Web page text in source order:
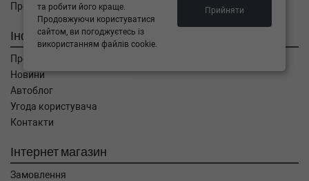
Про повернення
Інформація
Про компанію
Новини
Автоблог
Угода користувача
Контакти
Інтернет магазин
Замовлення
та робити його краще.
Продовжуючи користуватися
сайтом, ви погоджуєтесь із
використанням файлів cookie.
Прийняти